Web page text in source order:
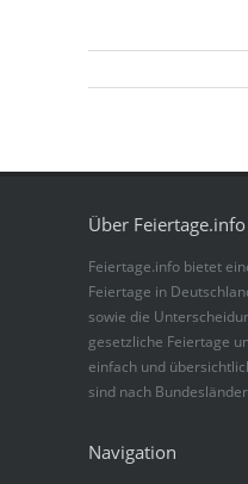
Über Feiertage.info
Feiertage.info bietet
Feiertage in
sowie die
gesetzliche Feiertage
einfach und
sind nach
Navigation